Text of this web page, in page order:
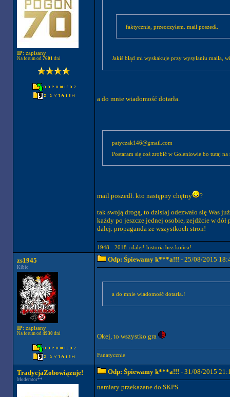
IP: zapisany
Na forum od 7601 dni
faktycznie, przeoczyłem. mail poszedł.
Jakiś błąd mi wyskakuje przy wysyłaniu maila,
a do mnie wiadomość dotarła.
patyczak146@gmail.com
Postaram się coś zrobić w Goleniowie bo tutaj
mail poszedł. kto następny chętny ?
tak swoją drogą, to dzisiaj odezwało się Was
każdy po jeszcze jednej osobie, zejdźcie w
dalej. propaganda ze wszystkoch stron!
1948 - 2018 i dalej! historia bez końca!
zs1945
Kibic
IP: zapisany
Na forum od 4930dni
Odp: Śpiewamy k***a!!! - 25/08/2015
a do mnie wiadomość dotarła.!
Okej, to wszystko gra
Fanatycznie
TradycjaZobowiązuje!
Moderator**
Odp: Śpiewamy k***a!!! - 31/08/2015
namiary przekazane do SKPS.